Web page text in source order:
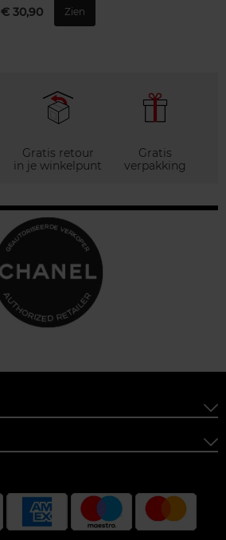
€ 30,90 Zien
Gratis retour
in je winkelpunt
Gratis
verpakking